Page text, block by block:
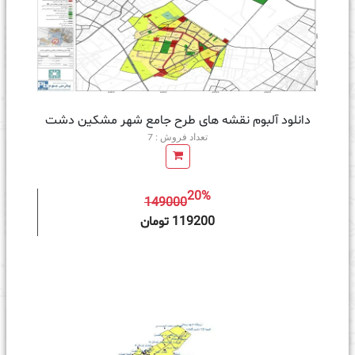
دانلود آلبوم نقشه های طرح جامع شهر مشکین دشت
تعداد فروش : 7
14900020%
119200 تومان